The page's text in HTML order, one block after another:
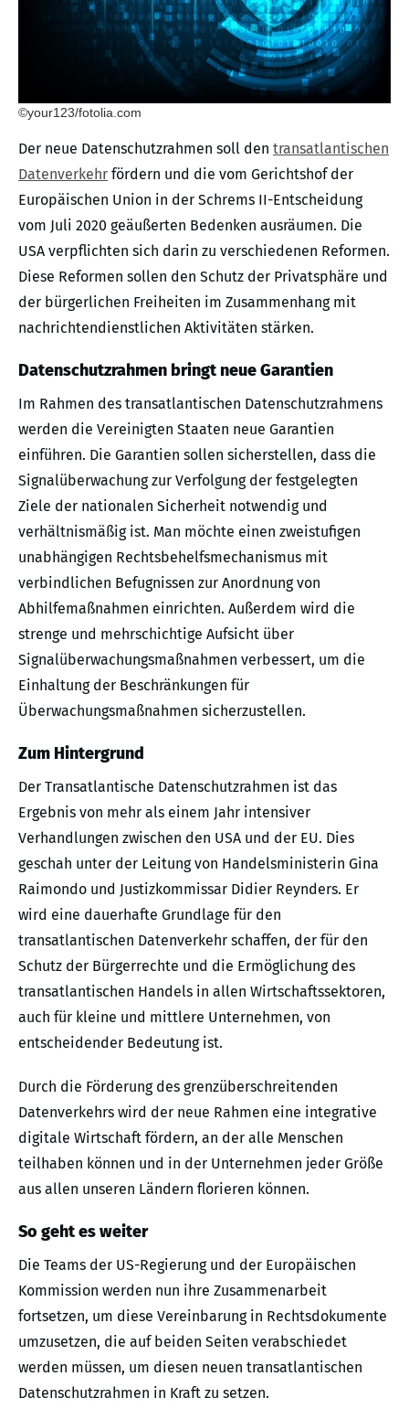
©your123/fotolia.com
Der neue Datenschutzrahmen soll den transatlantischen
Datenverkehr fördern und die vom Gerichtshof der
Europäischen Union in der Schrems II-Entscheidung
vom Juli 2020 geäußerten Bedenken ausräumen. Die
USA verpflichten sich darin zu verschiedenen Reformen.
Diese Reformen sollen den Schutz der Privatsphäre und
der bürgerlichen Freiheiten im Zusammenhang mit
nachrichtendienstlichen Aktivitäten stärken.
Datenschutzrahmen bringt neue Garantien
Im Rahmen des transatlantischen Datenschutzrahmens
werden die Vereinigten Staaten neue Garantien
einführen. Die Garantien sollen sicherstellen, dass die
Signalüberwachung zur Verfolgung der festgelegten
Ziele der nationalen Sicherheit notwendig und
verhältnismäßig ist. Man möchte einen zweistufigen
unabhängigen Rechtsbehelfsmechanismus mit
verbindlichen Befugnissen zur Anordnung von
Abhilfemaßnahmen einrichten. Außerdem wird die
strenge und mehrschichtige Aufsicht über
Signalüberwachungsmaßnahmen verbessert, um die
Einhaltung der Beschränkungen für
Überwachungsmaßnahmen sicherzustellen.
Zum Hintergrund
Der Transatlantische Datenschutzrahmen ist das
Ergebnis von mehr als einem Jahr intensiver
Verhandlungen zwischen den USA und der EU. Dies
geschah unter der Leitung von Handelsministerin Gina
Raimondo und Justizkommissar Didier Reynders. Er
wird eine dauerhafte Grundlage für den
transatlantischen Datenverkehr schaffen, der für den
Schutz der Bürgerrechte und die Ermöglichung des
transatlantischen Handels in allen Wirtschaftssektoren,
auch für kleine und mittlere Unternehmen, von
entscheidender Bedeutung ist.
Durch die Förderung des grenzüberschreitenden
Datenverkehrs wird der neue Rahmen eine integrative
digitale Wirtschaft fördern, an der alle Menschen
teilhaben können und in der Unternehmen jeder Größe
aus allen unseren Ländern florieren können.
So geht es weiter
Die Teams der US-Regierung und der Europäischen
Kommission werden nun ihre Zusammenarbeit
fortsetzen, um diese Vereinbarung in Rechtsdokumente
umzusetzen, die auf beiden Seiten verabschiedet
werden müssen, um diesen neuen transatlantischen
Datenschutzrahmen in Kraft zu setzen.